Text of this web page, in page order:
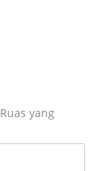
Ruas yang